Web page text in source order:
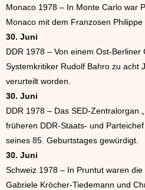
Monaco 1978 – In Monte Carlo war
Monaco mit dem Franzosen
30. Juni
DDR 1978 – Von einem Ost-Berliner
Systemkritiker Rudolf Bahro zu acht
verurteilt worden.
30. Juni
DDR 1978 – Das SED-Zentralorgan
früheren DDR-Staats- und
seines 85. Geburtstages gewürdigt.
30. Juni
Schweiz 1978 – In Pruntut waren
Gabriele Kröcher-Tiedemann und